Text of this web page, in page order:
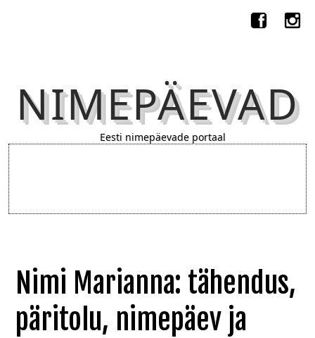
NIMEPÄEVAD
Eesti nimepäevade portaal
Nimi Marianna: tähendus,
päritolu, nimepäev ja